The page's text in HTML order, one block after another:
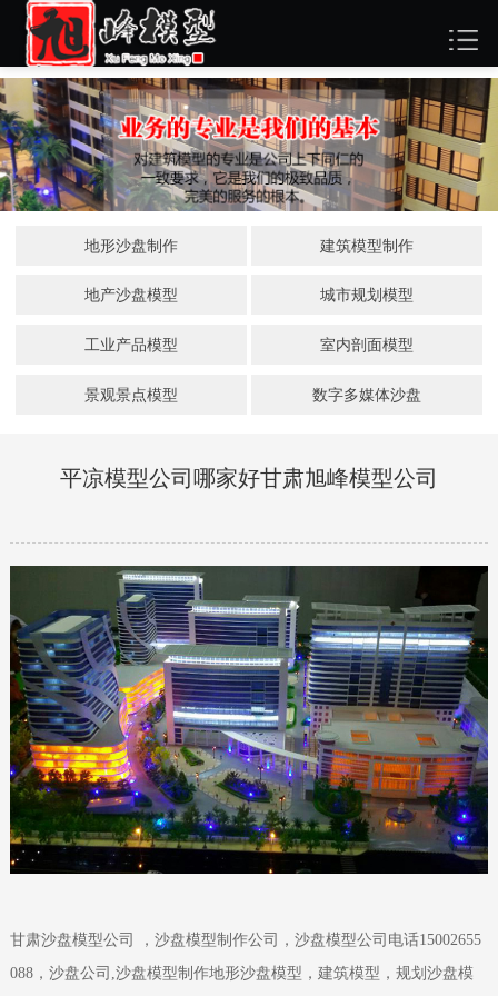
地形沙盘制作 建筑模型制作
地产沙盘模型 城市规划模型
工业产品模型 室内剖面模型
景观景点模型 数字多媒体沙盘
平凉模型公司哪家好甘肃旭峰模型公司
甘肃沙盘模型公司 ，沙盘模型制作公司，沙盘模型公司电话15002655
088，沙盘公司,沙盘模型制作地形沙盘模型，建筑模型，规划沙盘模